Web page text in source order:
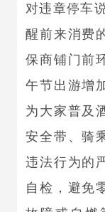
对违章停车
醒前来消费
保商铺门前
午节出游增
为大家普及
安全带、骑
违法行为的
自检，避免